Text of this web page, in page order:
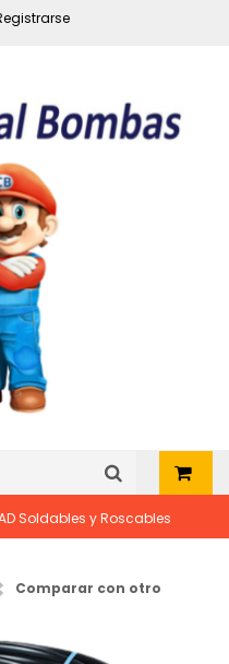
Soldables y Roscables
Comparar con otro